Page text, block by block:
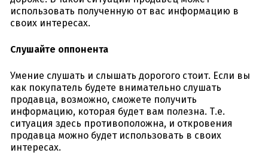
использовать полученную от вас информацию в
своих интересах.
Слушайте оппонента
Умение слушать и слышать дорогого стоит. Если вы
как покупатель будете внимательно слушать
продавца, возможно, сможете получить
информацию, которая будет вам полезна. Т.е.
ситуация здесь противоположна, и откровения
продавца можно будет использовать в своих
интересах.